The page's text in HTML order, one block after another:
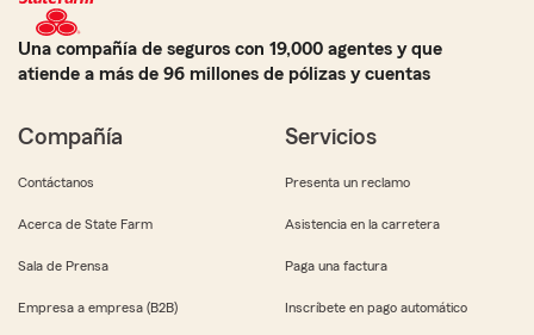
Una compañía de seguros con 19,000 agentes y que
atiende a más de 96 millones de pólizas y cuentas
Compañía
Contáctanos
Acerca de State Farm
Sala de Prensa
Empresa a empresa (B2B)
Servicios
Presenta un reclamo
Asistencia en la carretera
Paga una factura
Inscríbete en pago automático